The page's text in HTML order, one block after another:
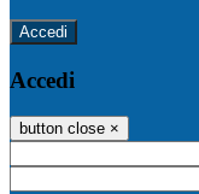
Accedi
Accedi
button close ×